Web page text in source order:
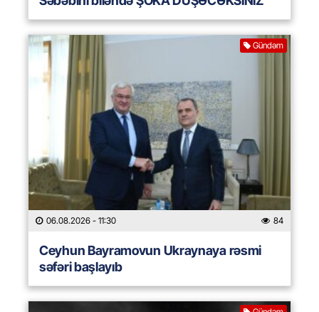
Gündəm
06.08.2026 - 11:30 84
Ceyhun Bayramovun Ukraynaya rəsmi
səfəri başlayıb